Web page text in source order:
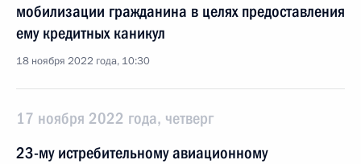
мобилизации гражданина в целях предоставления
ему кредитных каникул
18 ноября 2022 года, 10:30
17 ноября 2022 года, четверг
23-му истребительному авиационному